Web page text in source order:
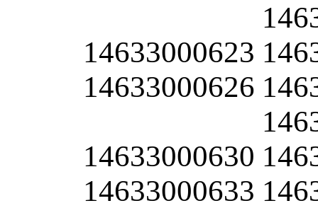
14633000623
14633000626
14633000630
14633000633